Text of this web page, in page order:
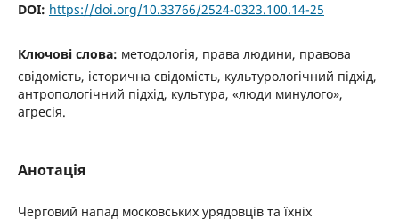
DOI: https://doi.org/10.33766/2524-0323.100.14-25
Ключові слова: методологія, права людини, правова
свідомість, історична свідомість, культурологічний підхід,
антропологічний підхід, культура, «люди минулого»,
агресія.
Анотація
Черговий напад московських урядовців та їхніх